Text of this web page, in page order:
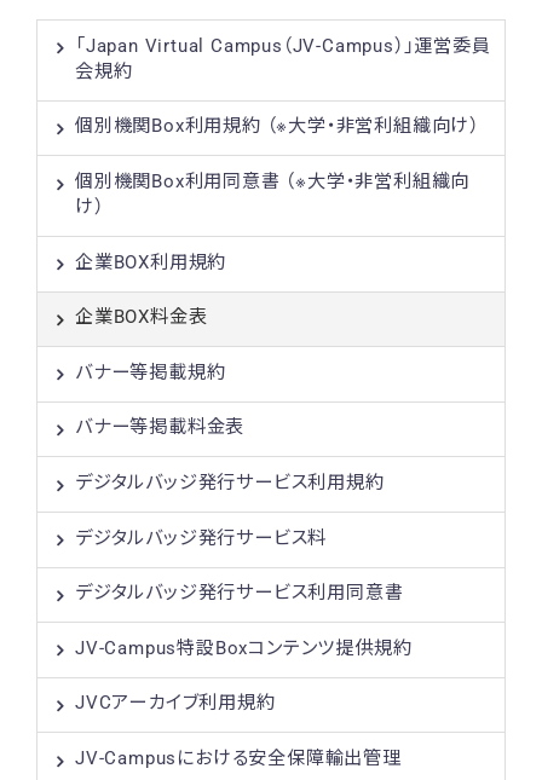
「Japan Virtual Campus（JV-Campus）」運営委員
会規約
個別機関Box利用規約 （※大学・非営利組織向け）
個別機関Box利用同意書 （※大学・非営利組織向
け）
企業BOX利用規約
企業BOX料金表
バナー等掲載規約
バナー等掲載料金表
デジタルバッジ発行サービス利用規約
デジタルバッジ発行サービス料
デジタルバッジ発行サービス利用同意書
JV-Campus特設Boxコンテンツ提供規約
JVCアーカイブ利用規約
JV-Campusにおける安全保障輸出管理